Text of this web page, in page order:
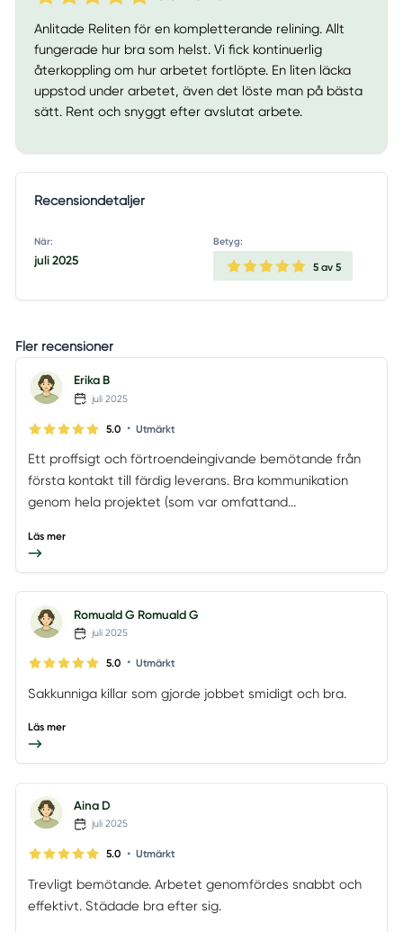
Anlitade Reliten för en kompletterande relining. Allt
fungerade hur bra som helst. Vi fick kontinuerlig
återkoppling om hur arbetet fortlöpte. En liten läcka
uppstod under arbetet, även det löste man på bästa
sätt. Rent och snyggt efter avslutat arbete.
Recensiondetaljer
När:
juli 2025
Betyg:
5 av 5
Fler recensioner
Erika B
juli 2025
5.0 • Utmärkt
Ett proffsigt och förtroendeingivande bemötande från
första kontakt till färdig leverans. Bra kommunikation
genom hela projektet (som var omfattand...
Läs mer
Romuald G Romuald G
juli 2025
5.0 • Utmärkt
Sakkunniga killar som gjorde jobbet smidigt och bra.
Läs mer
Aina D
juli 2025
5.0 • Utmärkt
Trevligt bemötande. Arbetet genomfördes snabbt och
effektivt. Städade bra efter sig.